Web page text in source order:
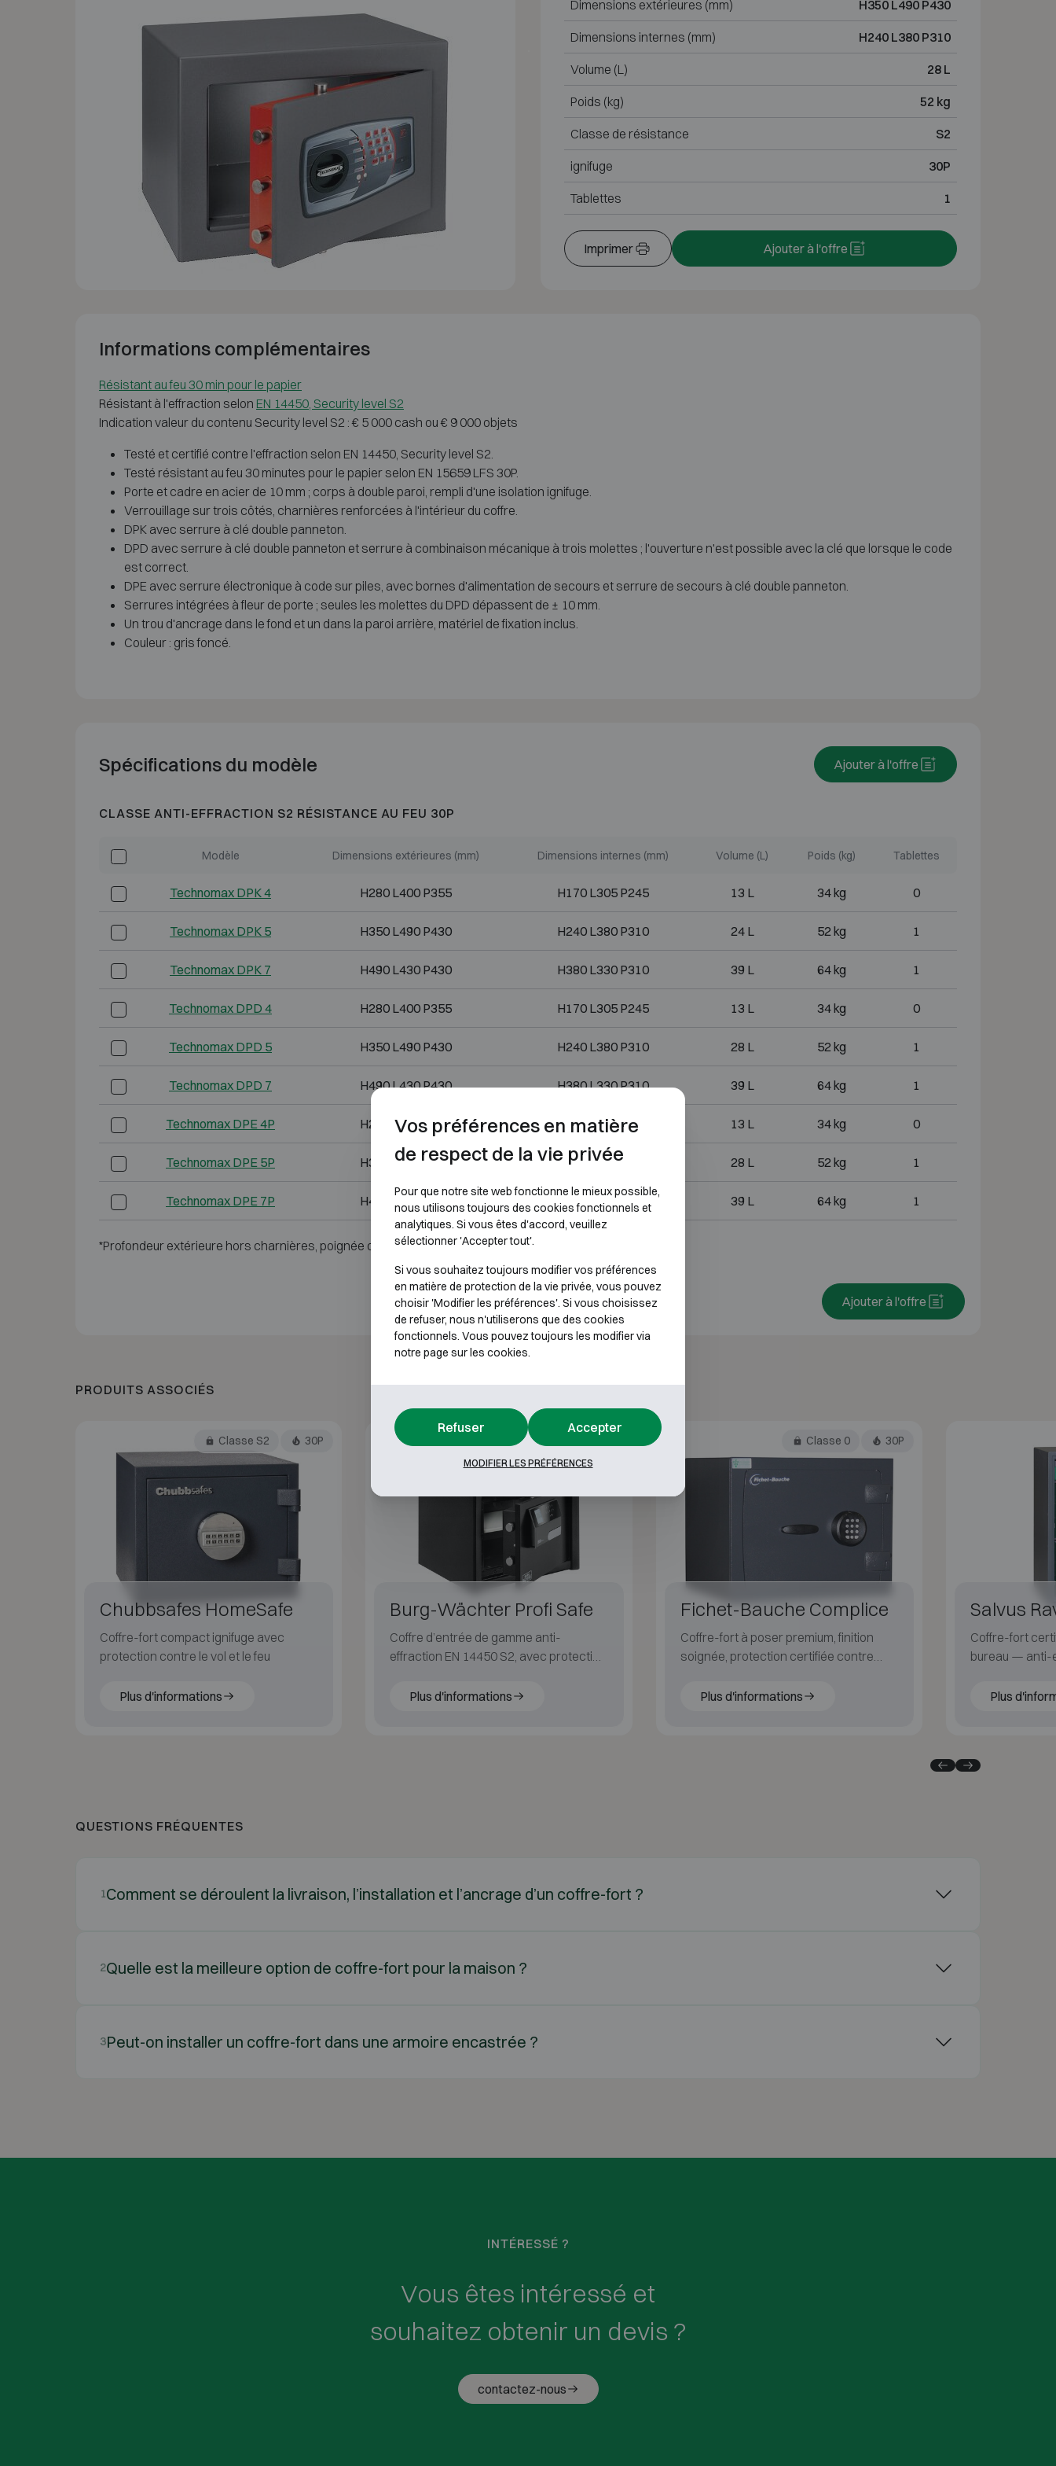
Dimensions extérieures (mm) H350 L490 P430
Dimensions internes (mm) H240 L380 P310
Volume (L) 28 L
Poids (kg) 52 kg
Classe de résistance S2
ignifuge 30P
Tablettes 1
Imprimer Ajouter à l'offre
Informations complémentaires
Résistant au feu 30 min pour le papier
Résistant à l'effraction selon EN 14450, Security level S2
Indication valeur du contenu Security level S2 : € 5 000 cash ou € 9 000 objets
Testé et certifié contre l'effraction selon EN 14450, Security level S2.
Testé résistant au feu 30 minutes pour le papier selon EN 15659 LFS 30P.
Porte et cadre en acier de 10 mm ; corps à double paroi, rempli d'une isolation ignifuge.
Verrouillage sur trois côtés, charnières renforcées à l'intérieur du coffre.
DPK avec serrure à clé double panneton.
DPD avec serrure à clé double panneton et serrure à combinaison mécanique à trois molettes ; l'ouverture n'est possible avec la clé que lorsque le code
est correct.
DPE avec serrure électronique à code sur piles, avec bornes d'alimentation de secours et serrure de secours à clé double panneton.
Serrures intégrées à fleur de porte ; seules les molettes du DPD dépassent de ± 10 mm.
Un trou d'ancrage dans le fond et un dans la paroi arrière, matériel de fixation inclus.
Couleur : gris foncé.
Spécifications du modèle Ajouter à l'offre
CLASSE ANTI-EFFRACTION S2 RÉSISTANCE AU FEU 30P
Modèle Dimensions extérieures (mm) Dimensions internes (mm) Volume (L) Poids (kg) Tablettes
Technomax DPK 4 H280 L400 P355 H170 L305 P245 13 L 34 kg 0
Technomax DPK 5 H350 L490 P430 H240 L380 P310 24 L 52 kg 1
Technomax DPK 7 H490 L430 P430 H380 L330 P310 39 L 64 kg 1
Technomax DPD 4 H280 L400 P355 H170 L305 P245 13 L 34 kg 0
Technomax DPD 5 H350 L490 P430 H240 L380 P310 28 L 52 kg 1
Technomax DPD 7 H490 L430 P430 H380 L330 P310 39 L 64 kg 1
Technomax DPE 4P H280 L400 P355 H170 L305 P245 13 L 34 kg 0
Technomax DPE 5P H350 L490 P430 H240 L380 P310 28 L 52 kg 1
Technomax DPE 7P H490 L430 P430 H380 L330 P310 39 L 64 kg 1
*Profondeur extérieure hors charnières, poignée ou serrure.
Ajouter à l'offre
PRODUITS ASSOCIÉS
Classe S2 30P
Chubbsafes HomeSafe
Coffre-fort compact ignifuge avec
protection contre le vol et le feu
Plus d'informations
Classe S2
Burg-Wächter Profi Safe
Coffre d’entrée de gamme anti-
effraction EN 14450 S2, avec protection
Plus d'informations
Classe 0 30P
Fichet-Bauche Complice
Coffre-fort à poser premium, finition
soignée, protection certifiée contre
Plus d'informations
Salvus
Coffre-fort
bureau — anti-
Plus
QUESTIONS FRÉQUENTES
1Comment se déroulent la livraison, l’installation et l’ancrage d’un coffre-fort ?
2Quelle est la meilleure option de coffre-fort pour la maison ?
3Peut-on installer un coffre-fort dans une armoire encastrée ?
INTÉRESSÉ ?
Vous êtes intéressé et
souhaitez obtenir un devis ?
contactez-nous
Vos préférences en matière
de respect de la vie privée
Pour que notre site web fonctionne le mieux possible,
nous utilisons toujours des cookies fonctionnels et
analytiques. Si vous êtes d'accord, veuillez
sélectionner 'Accepter tout'.
Si vous souhaitez toujours modifier vos préférences
en matière de protection de la vie privée, vous pouvez
choisir 'Modifier les préférences'. Si vous choisissez
de refuser, nous n'utiliserons que des cookies
fonctionnels. Vous pouvez toujours les modifier via
notre page sur les cookies.
Refuser Accepter
MODIFIER LES PRÉFÉRENCES